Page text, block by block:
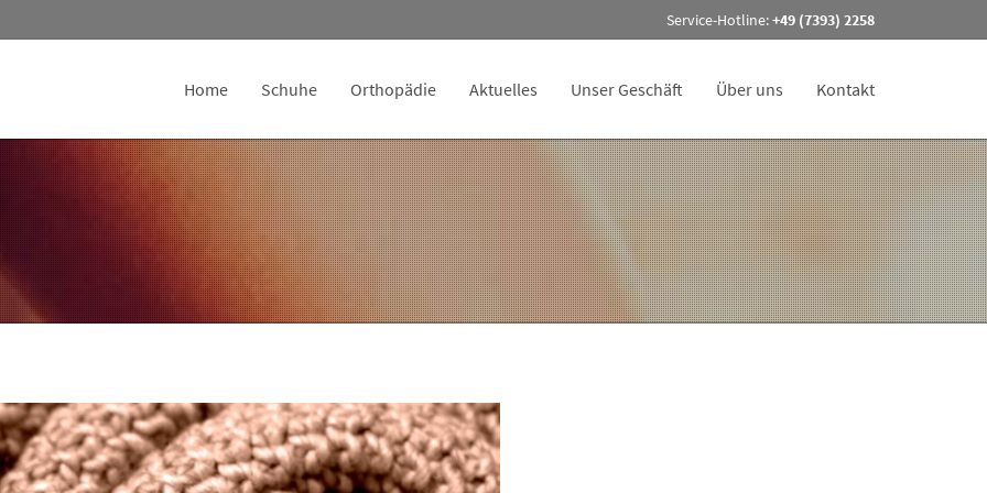
Service-Hotline:+49 (7393) 2258
Home Schuhe Orthopädie Aktuelles Unser Geschäft Über uns Kontakt